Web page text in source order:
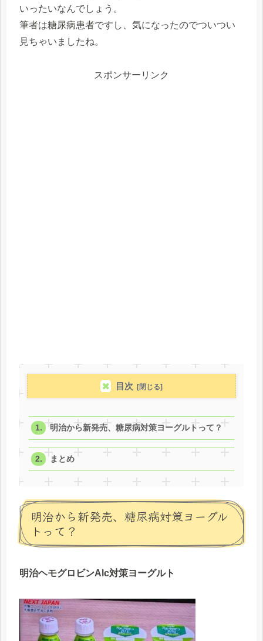
いったいなんでしょう。
筆者は糖尿病患者ですし、気になったのでついつい
見ちゃいましたね。
スポンサーリンク
目次
明治から新発売、糖尿病対策ヨーグルトって？
まとめ
明治から新発売、糖尿病対策ヨーグル
トって？
明治ヘモグロビンAlc対策ヨーグルト